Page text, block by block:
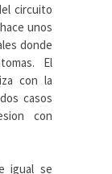
circuito
unos
donde
El
con la
casos
con
igual se